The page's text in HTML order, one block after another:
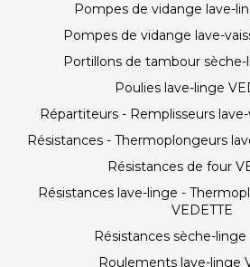
Pompes de vidange lave-
Pompes de vidange lave-
Portillons de tambour sèche-
Poulies lave-linge
Répartiteurs - Remplisseurs lave-
Résistances - Thermoplongeurs
Résistances de four
Résistances lave-linge -
VEDETTE
Résistances sèche-linge
Roulements lave-linge